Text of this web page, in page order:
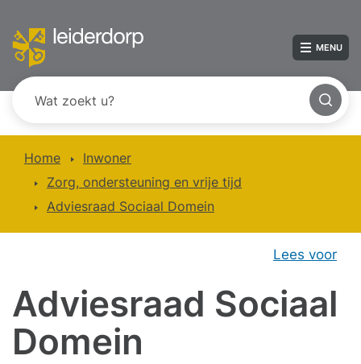
MENU
Home
Inwoner
Zorg, ondersteuning en vrije tijd
Adviesraad Sociaal Domein
Lees voor
Adviesraad Sociaal
Domein